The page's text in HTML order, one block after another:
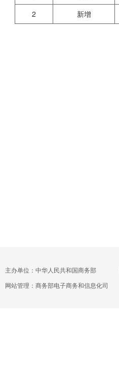
2
新增
主办单位：中华人民共和国商务部
网站管理：商务部电子商务和信息化司